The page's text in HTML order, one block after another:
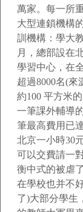
萬家。每一所
大型連鎖機構
訓機構：學大
月，總部設在
學習中心，在
超過8000名(來
約100 平方米
一筆課外輔導
筆最高費用已
北京一小時30
可以交費請一
衡中式的被虐
在學校也并不
了)大部分學生